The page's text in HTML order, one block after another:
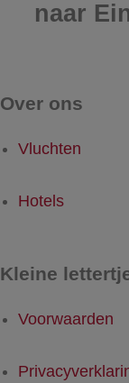
naar
Over ons
Vluchten
Hotels
Kleine
Voorwaarden